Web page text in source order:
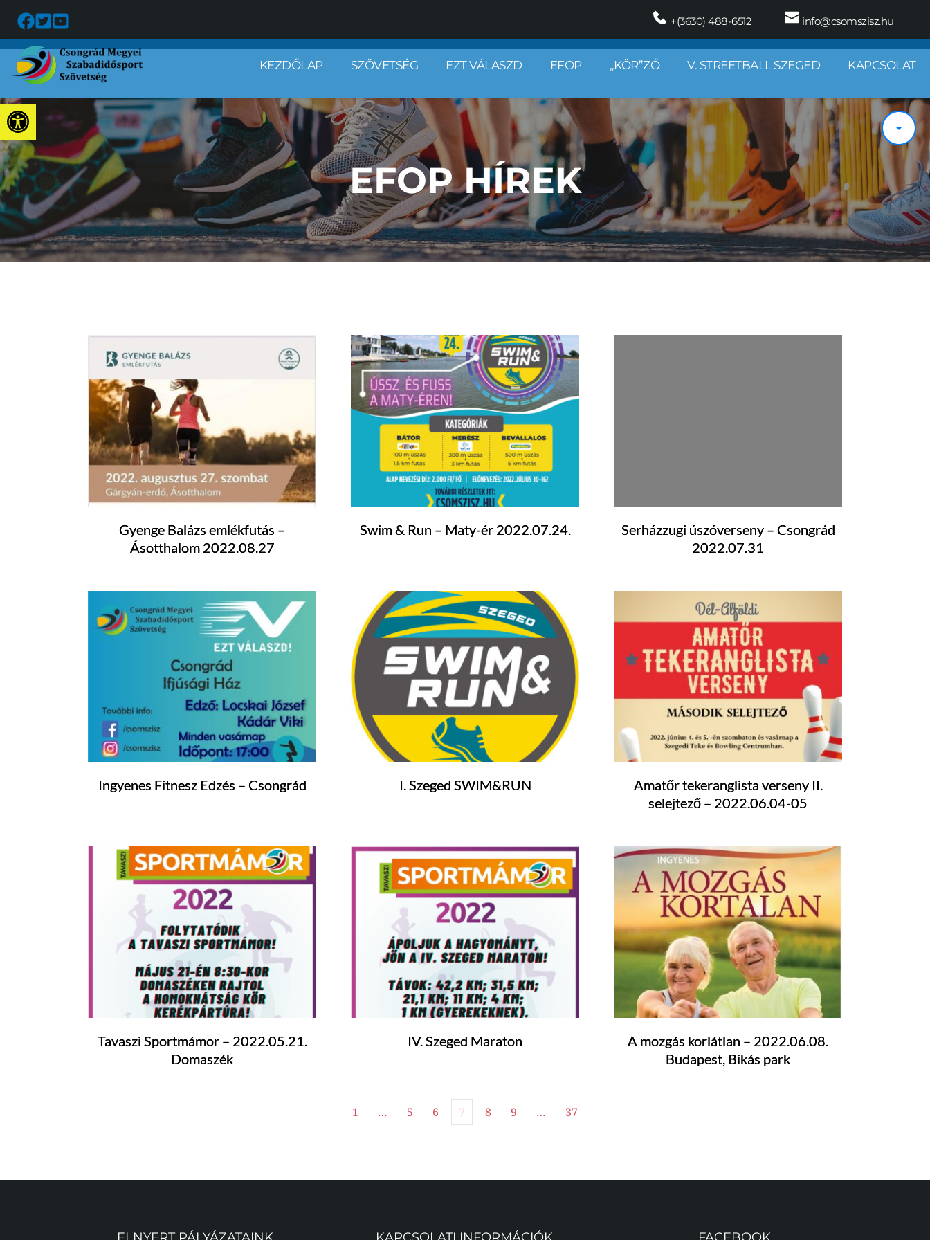
Eszköztár megnyitása
+(3630) 488-6512 info@csomszisz.hu
KEZDŐLAP SZÖVETSÉG EZT VÁLASZD EFOP „KÖR”ZŐ V. STREETBALL SZEGED KAPCSOLAT
EFOP HÍREK
Gyenge Balázs emlékfutás –
Ásotthalom 2022.08.27
Swim & Run – Maty-ér 2022.07.24.
Serházzugi úszóverseny – Csongrád
2022.07.31
Ingyenes Fitnesz Edzés – Csongrád I. Szeged SWIM&RUN
Amatőr tekeranglista verseny II.
selejtező – 2022.06.04-05
Tavaszi Sportmámor – 2022.05.21.
Domaszék
IV. Szeged Maraton
A mozgás korlátlan – 2022.06.08.
Budapest, Bikás park
1 … 5 6 7 8 9 … 37